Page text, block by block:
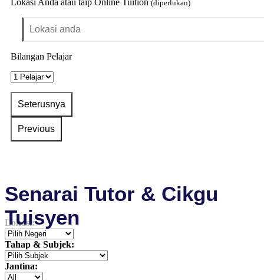
(diperlukan)
Bilangan Pelajar
Senarai Tutor & Cikgu
Tuisyen
Lokasi:
Tahap & Subjek:
Jantina: